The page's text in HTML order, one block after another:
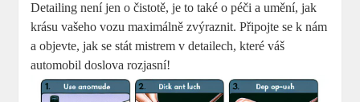
Detailing ​není ⁢jen ​o čistotě, je to také o péči a umění,​ jak
krásu vašeho vozu maximálně zvýraznit. Připojte se ⁤k‌ nám
a objevte, jak ⁢se stát mistrem v detailech, které váš
automobil doslova ​rozjasní!